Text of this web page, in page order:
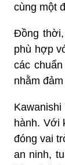
cùng một
Đồng thời,
phù hợp
các
nhằm
hành. Với
đóng vai
an ninh,